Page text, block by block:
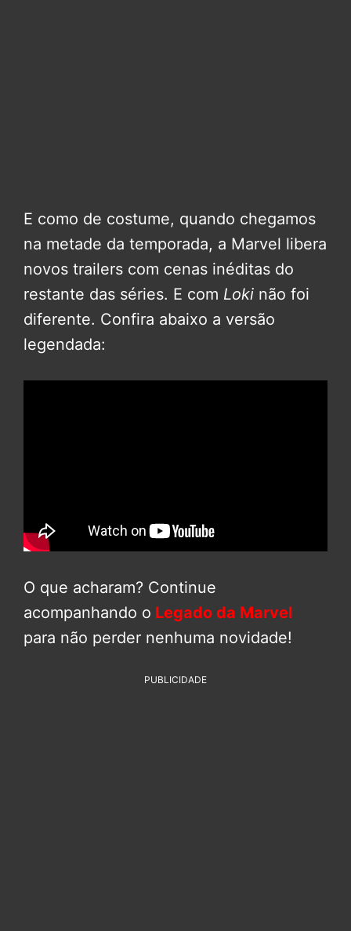
E como de costume, quando chegamos
na metade da temporada, a Marvel libera
novos trailers com cenas inéditas do
restante das séries. E com Loki não foi
diferente. Confira abaixo a versão
legendada:
O que acharam? Continue
acompanhando o Legado da Marvel
para não perder nenhuma novidade!
PUBLICIDADE